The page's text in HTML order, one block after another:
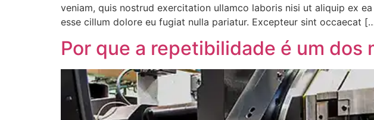
veniam, quis nostrud exercitation ullamco laboris nisi ut aliquip ex
esse cillum dolore eu fugiat nulla pariatur. Excepteur sint occaecat
Por que a repetibilidade é um